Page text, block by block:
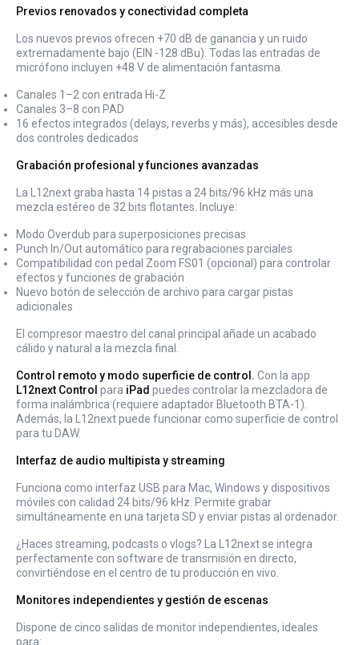
Previos renovados y conectividad completa
Los nuevos previos ofrecen +70 dB de ganancia y un ruido
extremadamente bajo (EIN -128 dBu). Todas las entradas de
micrófono incluyen +48 V de alimentación fantasma.
Canales 1–2 con entrada Hi-Z
Canales 3–8 con PAD
16 efectos integrados (delays, reverbs y más), accesibles desde
dos controles dedicados
Grabación profesional y funciones avanzadas
La L12next graba hasta 14 pistas a 24 bits/96 kHz más una
mezcla estéreo de 32 bits flotantes. Incluye:
Modo Overdub para superposiciones precisas
Punch In/Out automático para regrabaciones parciales
Compatibilidad con pedal Zoom FS01 (opcional) para controlar
efectos y funciones de grabación
Nuevo botón de selección de archivo para cargar pistas
adicionales
El compresor maestro del canal principal añade un acabado
cálido y natural a la mezcla final.
Control remoto y modo superficie de control. Con la app
L12next Control para iPad puedes controlar la mezcladora de
forma inalámbrica (requiere adaptador Bluetooth BTA-1).
Además, la L12next puede funcionar como superficie de control
para tu DAW.
Interfaz de audio multipista y streaming
Funciona como interfaz USB para Mac, Windows y dispositivos
móviles con calidad 24 bits/96 kHz. Permite grabar
simultáneamente en una tarjeta SD y enviar pistas al ordenador.
¿Haces streaming, podcasts o vlogs? La L12next se integra
perfectamente con software de transmisión en directo,
convirtiéndose en el centro de tu producción en vivo.
Monitores independientes y gestión de escenas
Dispone de cinco salidas de monitor independientes, ideales
para: